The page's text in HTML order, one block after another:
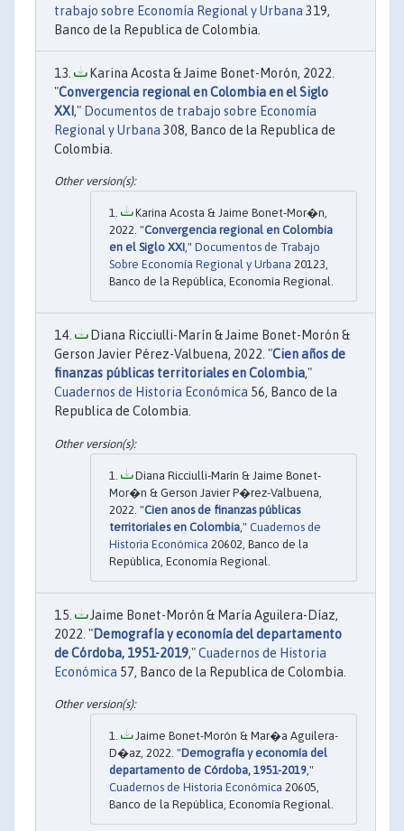
trabajo sobre Economía Regional y Urbana 319,
Banco de la Republica de Colombia.
Karina Acosta & Jaime Bonet-Morón, 2022.
"Convergencia regional en Colombia en el Siglo
XXI ," Documentos de trabajo sobre Economía
Regional y Urbana 308, Banco de la Republica de
Colombia.
Karina Acosta & Jaime Bonet-Mor�n,
2022. "Convergencia regional en Colombia
en el Siglo XXI," Documentos de Trabajo
Sobre Economía Regional y Urbana 20123,
Banco de la República, Economía Regional.
Diana Ricciulli-Marín & Jaime Bonet-Morón &
Gerson Javier Pérez-Valbuena, 2022. "Cien años de
finanzas públicas territoriales en Colombia,"
Cuadernos de Historia Económica 56, Banco de la
Republica de Colombia.
Diana Ricciulli-Marín & Jaime Bonet-
Mor�n & Gerson Javier P�rez-Valbuena,
2022. "Cien anos de finanzas públicas
territoriales en Colombia ," Cuadernos de
Historia Económica 20602, Banco de la
República, Economía Regional.
Jaime Bonet-Morón & María Aguilera-Díaz,
2022. "Demografía y economía del departamento
de Córdoba, 1951-2019,"Cuadernos de Historia
Económica 57, Banco de la Republica de Colombia.
Jaime Bonet-Morón & Mar�a Aguilera-
D�az, 2022. "Demografía y economía del
departamento de Córdoba, 1951-2019 ,"
Cuadernos de Historia Económica 20605,
Banco de la República, Economía Regional.